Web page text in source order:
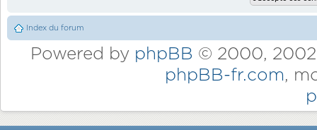
Index du forum
Powered by phpBB © 2000,
phpBB-fr.com,